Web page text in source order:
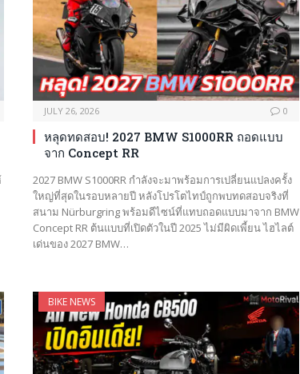
JULY 26, 2026 0
หลุดทดสอบ! 2027 BMW S1000RR ถอดแบบ
จาก Concept RR
2027 BMW S1000RR กำลังจะมาพร้อมการเปลี่ยนแปลงครั้ง
ใหญ่ที่สุดในรอบหลายปี หลังโปรโตไทป์ถูกพบทดสอบจริงที่
สนาม Nürburgring พร้อมดีไซน์ที่แทบถอดแบบมาจาก BMW
Concept RR ต้นแบบที่เปิดตัวในปี 2025 ไม่มีผิดเพี้ยน ไฮไลต์
เด่นของ 2027 BMW…
BIKE NEWS